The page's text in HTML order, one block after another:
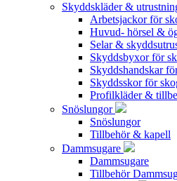
Skyddskläder &
Arbetsjackor för
Huvud- hörsel &
Selar &
Skyddsbyxor för
Skyddshandskar
Skyddsskor för
Profilkläder &
Snöslungor
Snöslungor
Tillbehör & kapell
Dammsugare
Dammsugare
Tillbehör